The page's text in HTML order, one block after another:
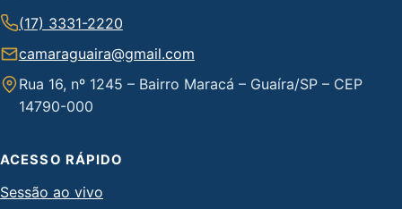
(17) 3331-2220
camaraguaira@gmail.com
Rua 16, nº 1245 – Bairro Maracá – Guaíra/SP – CEP
14790-000
ACESSO RÁPIDO
Sessão ao vivo